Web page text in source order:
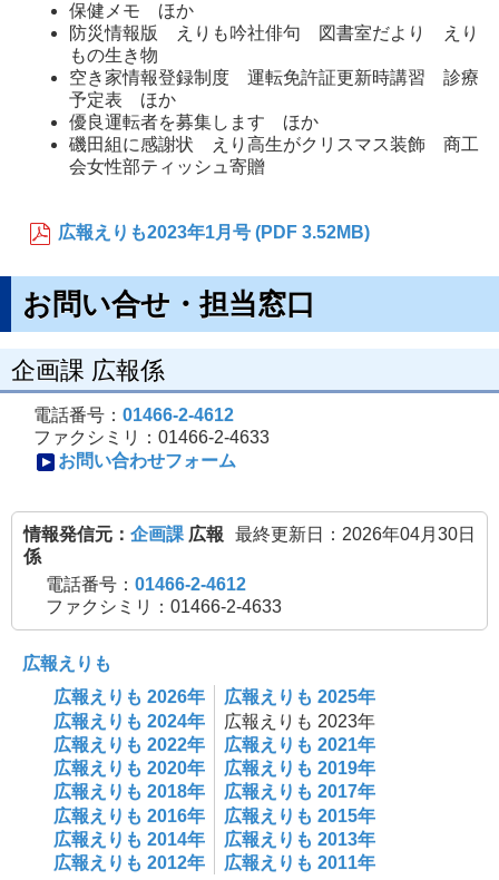
保健メモ ほか
防災情報版 えりも吟社俳句 図書室だより えり
もの生き物
空き家情報登録制度 運転免許証更新時講習 診療
予定表 ほか
優良運転者を募集します ほか
磯田組に感謝状 えり高生がクリスマス装飾 商工
会女性部ティッシュ寄贈
広報えりも2023年1月号 (PDF 3.52MB)
お問い合せ・担当窓口
企画課 広報係
電話番号： 01466-2-4612
ファクシミリ：01466-2-4633
お問い合わせフォーム
最終更新日：2026年04月30日
情報発信元： 企画課 広報
係
電話番号： 01466-2-4612
ファクシミリ：01466-2-4633
広報えりも
広報えりも 2026年
広報えりも 2025年
広報えりも 2024年
広報えりも 2023年
広報えりも 2022年
広報えりも 2021年
広報えりも 2020年
広報えりも 2019年
広報えりも 2018年
広報えりも 2017年
広報えりも 2016年
広報えりも 2015年
広報えりも 2014年
広報えりも 2013年
広報えりも 2012年
広報えりも 2011年